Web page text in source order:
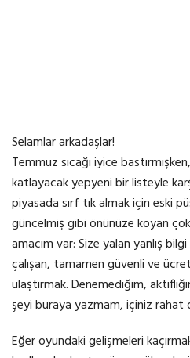
Selamlar arkadaşlar!
Temmuz sıcağı iyice
katlayacak yepyeni bir listeyle
piyasada sırf tık almak için eski
güncelmiş gibi önünüze koyan
amacım var: Size yalan yanlış
çalışan, tamamen güvenli ve
ulaştırmak. Denemediğim,
şeyi buraya yazmam, içiniz rahat
Eğer oyundaki gelişmeleri